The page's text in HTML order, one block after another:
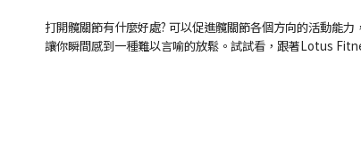
打開髖關節有什麼好處? 可以促進髖關節各個方向的活動能
讓你瞬間感到一種難以言喻的放鬆。試試看，跟著Lotus